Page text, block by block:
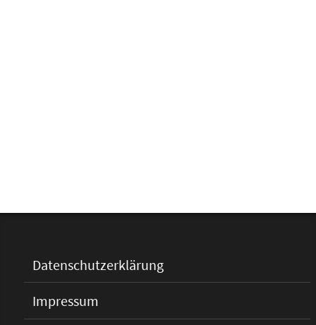
Datenschutzerklärung
Impressum